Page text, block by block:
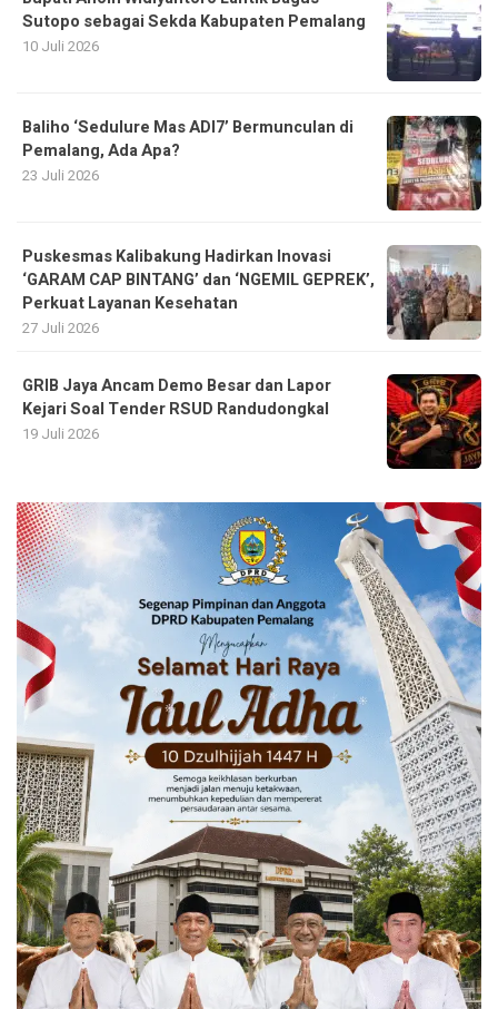
Sutopo sebagai Sekda Kabupaten Pemalang
10 Juli 2026
Baliho ‘Sedulure Mas ADI7’ Bermunculan di
Pemalang, Ada Apa?
23 Juli 2026
Puskesmas Kalibakung Hadirkan Inovasi
‘GARAM CAP BINTANG’ dan ‘NGEMIL GEPREK’,
Perkuat Layanan Kesehatan
27 Juli 2026
GRIB Jaya Ancam Demo Besar dan Lapor
Kejari Soal Tender RSUD Randudongkal
19 Juli 2026